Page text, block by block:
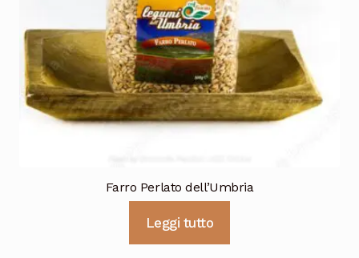
Farro Perlato dell’Umbria
Leggi tutto